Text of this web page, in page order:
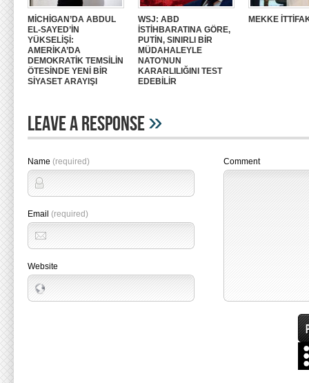
MİCHİGAN’DA ABDUL
EL-SAYED’İN
YÜKSELİŞİ:
AMERİKA’DA
DEMOKRATİK TEMSİLİN
ÖTESİNDE YENİ BİR
SİYASET ARAYIŞI
WSJ: ABD
İSTİHBARATINA GÖRE,
PUTİN, SINIRLI BİR
MÜDAHALEYLE
NATO’NUN
KARARLILIĞINI TEST
EDEBİLİR
MEKKE
Leave A Response»
Name (required)
Email (required)
Website
Comment